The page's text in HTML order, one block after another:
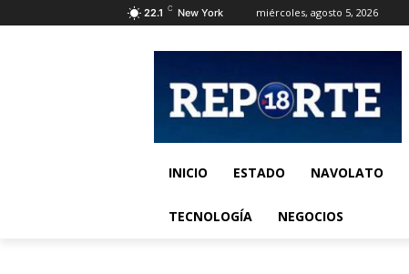
22.1 C New York miércoles, agosto 5, 2026
INICIO ESTADO NAVOLATO
TECNOLOGÍA NEGOCIOS